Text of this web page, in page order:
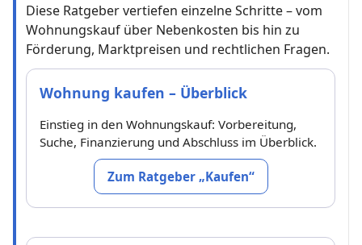
Diese Ratgeber vertiefen einzelne Schritte – vom
Wohnungskauf über Nebenkosten bis hin zu
Förderung, Marktpreisen und rechtlichen Fragen.
Wohnung kaufen – Überblick
Einstieg in den Wohnungskauf: Vorbereitung,
Suche, Finanzierung und Abschluss im Überblick.
Zum Ratgeber „Kaufen“